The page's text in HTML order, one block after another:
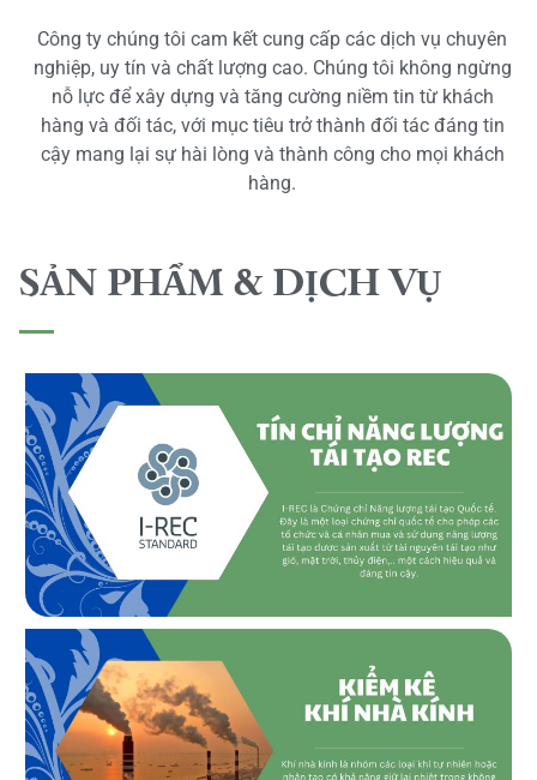
Công ty chúng tôi cam kết cung cấp các dịch vụ chuyên
nghiệp, uy tín và chất lượng cao. Chúng tôi không ngừng
nỗ lực để xây dựng và tăng cường niềm tin từ khách
hàng và đối tác, với mục tiêu trở thành đối tác đáng tin
cậy mang lại sự hài lòng và thành công cho mọi khách
hàng.
SẢN PHẨM & DỊCH VỤ